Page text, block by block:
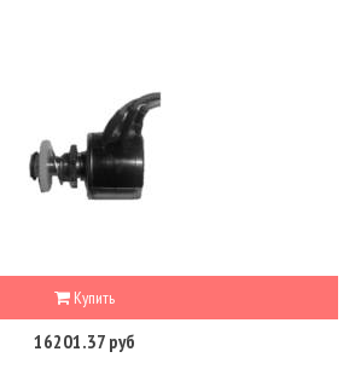
Купить
16201.37 руб